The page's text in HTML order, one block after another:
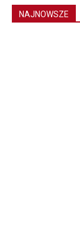
NAJNOWSZE